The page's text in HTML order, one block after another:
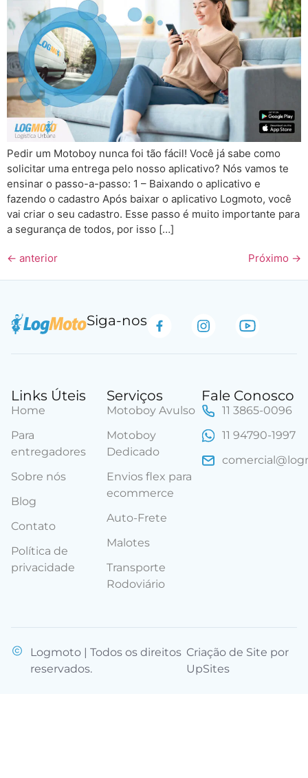
Pedir um Motoboy nunca foi tão fácil! Você já sabe como
solicitar uma entrega pelo nosso aplicativo? Nós vamos te
ensinar o passo-a-passo: 1 – Baixando o aplicativo e
fazendo o cadastro Após baixar o aplicativo Logmoto, você
vai criar o seu cadastro. Esse passo é muito importante para
a segurança de todos, por isso […]
← anterior Próximo →
Siga-nos
Links Úteis
Home
Para
entregadores
Sobre nós
Blog
Contato
Política de
privacidade
Serviços
Motoboy Avulso
Motoboy
Dedicado
Envios flex para
ecommerce
Auto-Frete
Malotes
Transporte
Rodoviário
Fale Conosco
11 3865-0096
11 94790-1997
Logmoto | Todos os direitos
reservados.
Criação de Site por
UpSites